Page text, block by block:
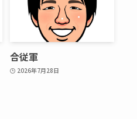
合従軍
2026年7月28日